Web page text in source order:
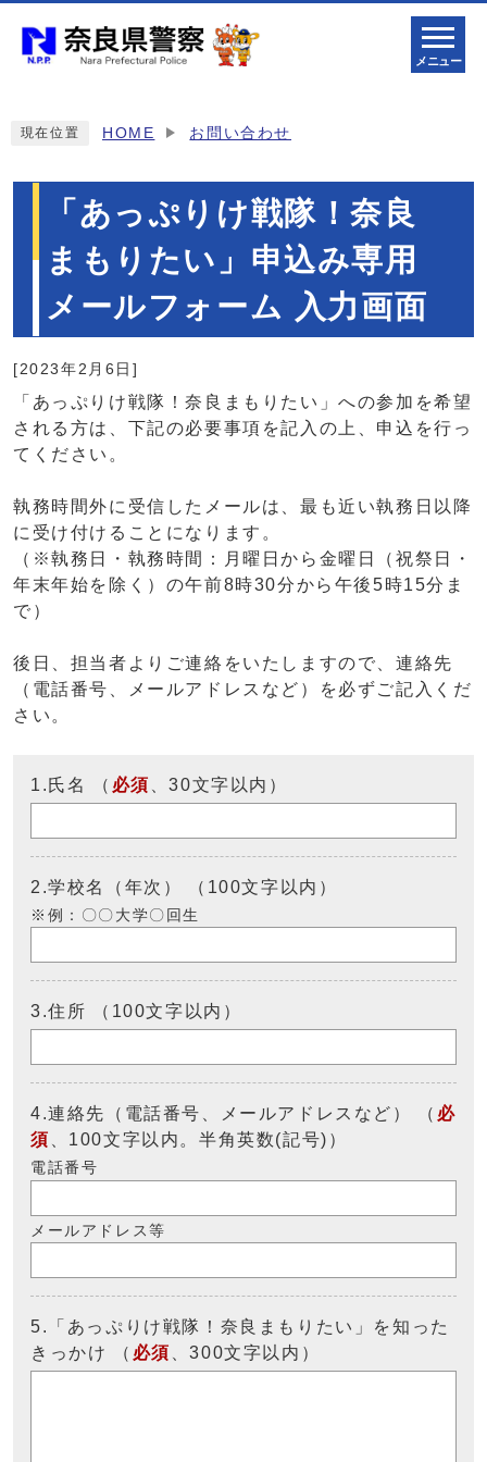
メニュー
現在位置 HOME お問い合わせ
「あっぷりけ戦隊！奈良
まもりたい」申込み専用
メールフォーム 入力画面
[2023年2月6日]
「あっぷりけ戦隊！奈良まもりたい」への参加を希望
される方は、下記の必要事項を記入の上、申込を行っ
てください。
執務時間外に受信したメールは、最も近い執務日以降
に受け付けることになります。
（※執務日・執務時間：月曜日から金曜日（祝祭日・
年末年始を除く）の午前8時30分から午後5時15分ま
で）
後日、担当者よりご連絡をいたしますので、連絡先
（電話番号、メールアドレスなど）を必ずご記入くだ
さい。
1.氏名 （ 必須 、30文字以内）
2.学校名（年次） （100文字以内）
※例：〇〇大学〇回生
3.住所 （100文字以内）
4.連絡先（電話番号、メールアドレスなど） （ 必
須 、100文字以内。半角英数(記号)）
電話番号
メールアドレス等
5.「あっぷりけ戦隊！奈良まもりたい」を知った
きっかけ （ 必須 、300文字以内）